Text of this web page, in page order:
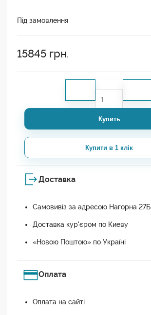
Під замовлення
15845 грн.
Купить
Купити в 1 клік
Доставка
Самовивіз за адресою Нагорна 27Б
Доставка кур'єром по Киеву
«Новою Поштою» по Україні
Оплата
Оплата на сайті